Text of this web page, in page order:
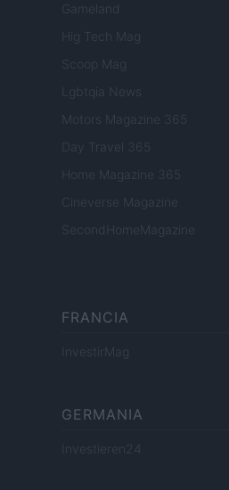
Gameland
Hig Tech Mag
Scoop Mag
Lgbtqia News
Motors Magazine 365
Day Travel 365
Home Magazine 365
Cineverse Magazine
SecondHomeMagazine
FRANCIA
InvestirMag
GERMANIA
Investieren24